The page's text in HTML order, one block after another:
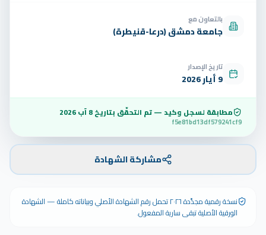
بالتعاون مع
جامعة دمشق (درعا-قنيطرة)
تاريخ الإصدار
9 أيار 2026
مطابقة لسجل وكيد — تم التحقّق بتاريخ8 آب 2026
f5e81bd13df579241cf9
مشاركة الشهادة
نسخة رقمية مجدَّدة ٢٠٢٦ تحمل رقم الشهادة الأصلي وبياناته كاملة — الشهادة
الورقية الأصلية تبقى سارية المفعول.